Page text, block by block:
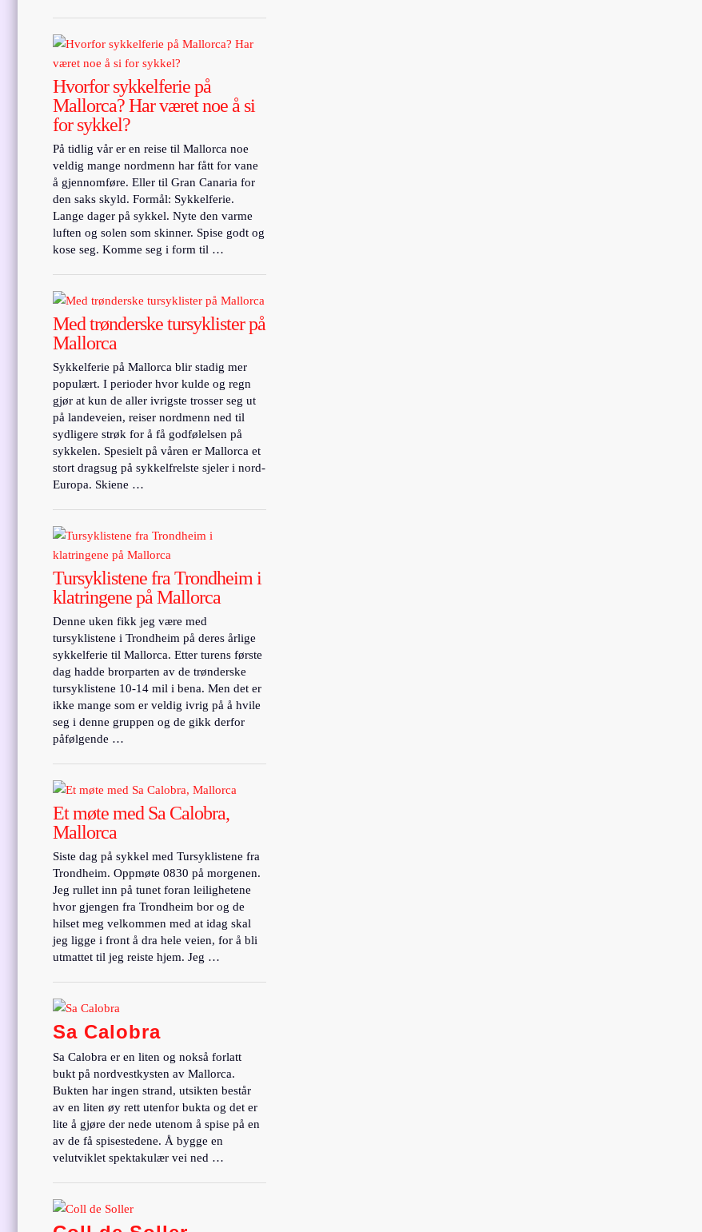
Hvorfor sykkelferie på
Mallorca? Har været noe å si
for sykkel?
På tidlig vår er en reise til Mallorca noe
veldig mange nordmenn har fått for vane
å gjennomføre. Eller til Gran Canaria for
den saks skyld. Formål: Sykkelferie.
Lange dager på sykkel. Nyte den varme
luften og solen som skinner. Spise godt og
kose seg. Komme seg i form til …
Med trønderske tursyklister på
Mallorca
Sykkelferie på Mallorca blir stadig mer
populært. I perioder hvor kulde og regn
gjør at kun de aller ivrigste trosser seg ut
på landeveien, reiser nordmenn ned til
sydligere strøk for å få godfølelsen på
sykkelen. Spesielt på våren er Mallorca et
stort dragsug på sykkelfrelste sjeler i nord-
Europa. Skiene …
Tursyklistene fra Trondheim i
klatringene på Mallorca
Denne uken fikk jeg være med
tursyklistene i Trondheim på deres årlige
sykkelferie til Mallorca. Etter turens første
dag hadde brorparten av de trønderske
tursyklistene 10-14 mil i bena. Men det er
ikke mange som er veldig ivrig på å hvile
seg i denne gruppen og de gikk derfor
påfølgende …
Et møte med Sa Calobra,
Mallorca
Siste dag på sykkel med Tursyklistene fra
Trondheim. Oppmøte 0830 på morgenen.
Jeg rullet inn på tunet foran leilighetene
hvor gjengen fra Trondheim bor og de
hilset meg velkommen med at idag skal
jeg ligge i front å dra hele veien, for å bli
utmattet til jeg reiste hjem. Jeg …
Sa Calobra
Sa Calobra er en liten og nokså forlatt
bukt på nordvestkysten av Mallorca.
Bukten har ingen strand, utsikten består
av en liten øy rett utenfor bukta og det er
lite å gjøre der nede utenom å spise på en
av de få spisestedene. Å bygge en
velutviklet spektakulær vei ned …